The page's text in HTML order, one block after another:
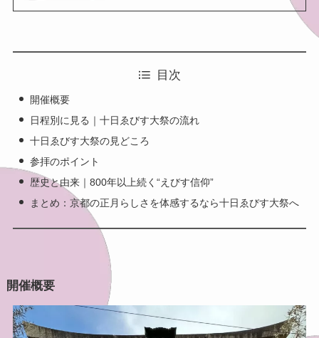
目次
開催概要
日程別に見る｜十日ゑびす大祭の流れ
十日ゑびす大祭の見どころ
参拝のポイント
歴史と由来｜800年以上続く“えびす信仰”
まとめ：京都の正月らしさを体感するなら十日ゑびす大祭へ
開催概要